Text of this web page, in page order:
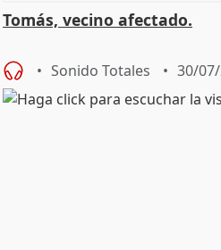
Tomás, vecino afectado.
Sonido Totales 30/